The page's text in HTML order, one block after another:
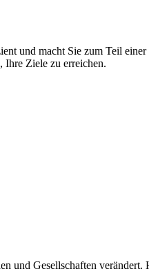
und macht Sie zum Teil
Ihre Ziele zu erreichen.
und Gesellschaften